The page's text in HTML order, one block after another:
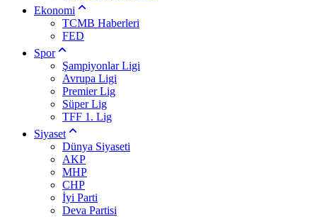
Ekonomi
TCMB Haberleri
FED
Spor
Şampiyonlar Ligi
Avrupa Ligi
Premier Lig
Süper Lig
TFF 1. Lig
Siyaset
Dünya Siyaseti
AKP
MHP
CHP
İyi Parti
Deva Partisi